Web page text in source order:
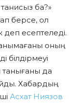
танисыз ба?»
берсе, ол
деп есептеледі.
оның
білдірмеуі
танығаны да
Хабардың
Асхат Ниязов